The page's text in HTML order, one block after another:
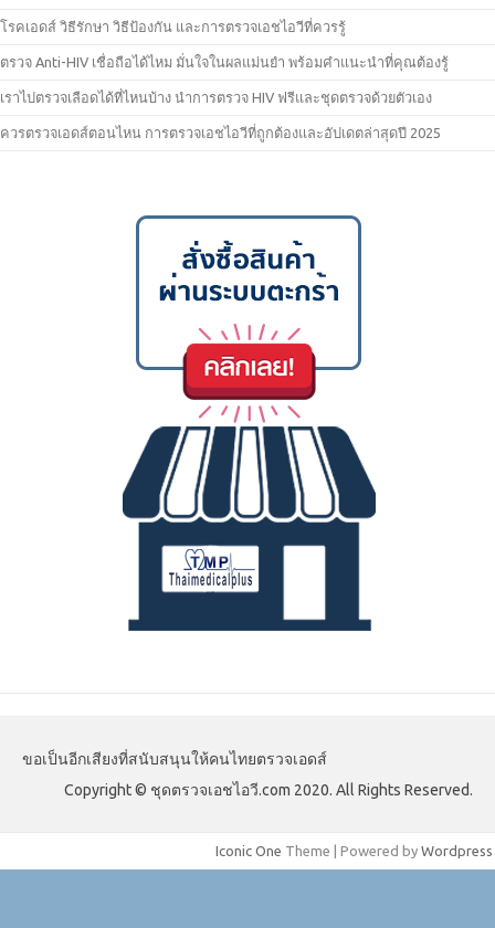
โรคเอดส์ วิธีรักษา วิธีป้องกัน และการตรวจเอชไอวีที่ควรรู้
ตรวจ Anti-HIV เชื่อถือได้ไหม มั่นใจในผลแม่นยำ พร้อมคำแนะนำที่คุณต้องรู้
เราไปตรวจเลือดได้ที่ไหนบ้าง นำการตรวจ HIV ฟรีและชุดตรวจด้วยตัวเอง
ควรตรวจเอดส์ตอนไหน การตรวจเอชไอวีที่ถูกต้องและอัปเดตล่าสุดปี 2025
ขอเป็นอีกเสียงที่สนับสนุนให้คนไทยตรวจเอดส์
Copyright © ชุดตรวจเอชไอวี.com 2020. All Rights Reserved.
Iconic One Theme | Powered by Wordpress